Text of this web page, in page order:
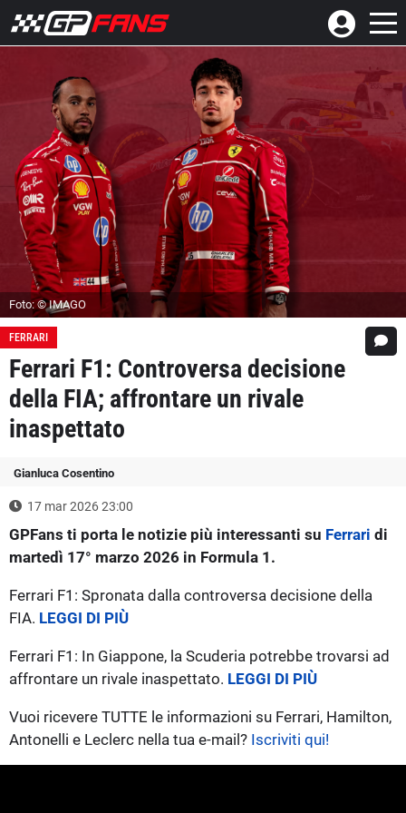
Foto: © IMAGO
FERRARI
Ferrari F1: Controversa decisione
della FIA; affrontare un rivale
inaspettato
Gianluca Cosentino
17 mar 2026 23:00
GPFans ti porta le notizie più interessanti su Ferrari di
martedì 17° marzo 2026 in Formula 1.
Ferrari F1: Spronata dalla controversa decisione della
FIA. LEGGI DI PIÙ
Ferrari F1: In Giappone, la Scuderia potrebbe trovarsi ad
affrontare un rivale inaspettato. LEGGI DI PIÙ
Vuoi ricevere TUTTE le informazioni su Ferrari, Hamilton,
Antonelli e Leclerc nella tua e-mail? Iscriviti qui!